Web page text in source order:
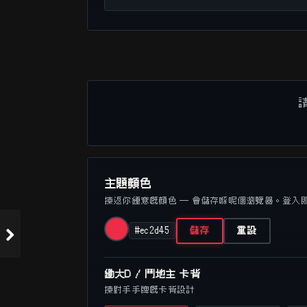
主題顏色
揀返你鍾意嘅顏色 — 會儲存喺呢個瀏覽器。登入
#ec2d45 儲存 重設
鋤大D / 鬥地主 卡背
揀對手手牌嘅卡背設計